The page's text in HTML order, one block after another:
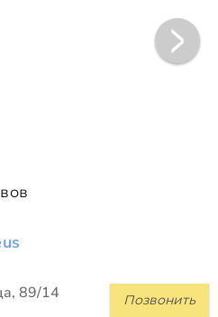
Позвонить
89/14